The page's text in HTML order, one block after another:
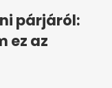
párjáról:
ez az